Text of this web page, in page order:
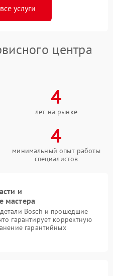
услуги
центра
4
лет на рынке
4
минимальный опыт работы
специалистов
и
мастера
Bosch и прошедшие
гарантирует корректную
гарантийных